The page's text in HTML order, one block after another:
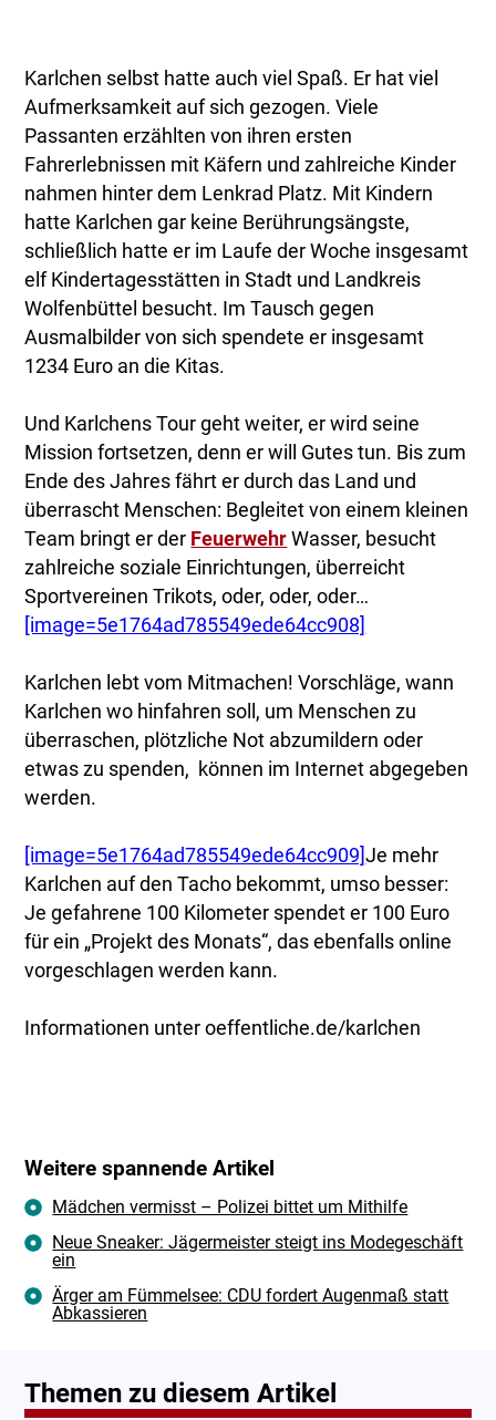
Karlchen selbst hatte auch viel Spaß. Er hat viel
Aufmerksamkeit auf sich gezogen. Viele
Passanten erzählten von ihren ersten
Fahrerlebnissen mit Käfern und zahlreiche Kinder
nahmen hinter dem Lenkrad Platz. Mit Kindern
hatte Karlchen gar keine Berührungsängste,
schließlich hatte er im Laufe der Woche insgesamt
elf Kindertagesstätten in Stadt und Landkreis
Wolfenbüttel besucht. Im Tausch gegen
Ausmalbilder von sich spendete er insgesamt
1234 Euro an die Kitas.
Und Karlchens Tour geht weiter, er wird seine
Mission fortsetzen, denn er will Gutes tun. Bis zum
Ende des Jahres fährt er durch das Land und
überrascht Menschen: Begleitet von einem kleinen
Team bringt er der Feuerwehr Wasser, besucht
zahlreiche soziale Einrichtungen, überreicht
Sportvereinen Trikots, oder, oder, oder…
[image=5e1764ad785549ede64cc908]
Karlchen lebt vom Mitmachen! Vorschläge, wann
Karlchen wo hinfahren soll, um Menschen zu
überraschen, plötzliche Not abzumildern oder
etwas zu spenden, können im Internet abgegeben
werden.
[image=5e1764ad785549ede64cc909]Je mehr
Karlchen auf den Tacho bekommt, umso besser:
Je gefahrene 100 Kilometer spendet er 100 Euro
für ein „Projekt des Monats“, das ebenfalls online
vorgeschlagen werden kann.
Informationen unter oeffentliche.de/karlchen
Weitere spannende Artikel
Mädchen vermisst – Polizei bittet um Mithilfe
Neue Sneaker: Jägermeister steigt ins Modegeschäft
ein
Ärger am Fümmelsee: CDU fordert Augenmaß statt
Abkassieren
Themen zu diesem Artikel